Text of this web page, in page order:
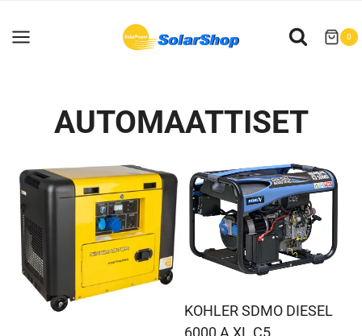
sisältöön
0
AUTOMAATTISET
KOHLER SDMO DIESEL
6000 A XL C5